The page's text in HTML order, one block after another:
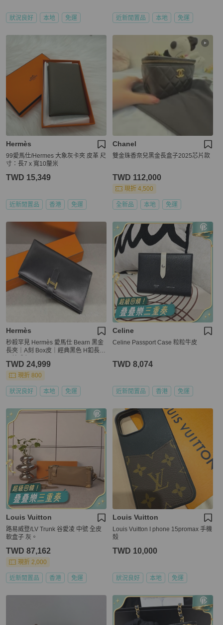
狀況良好 本地 免運 近新閒置品 本地 免運
Hermès
99愛馬仕/Hermes 大象灰卡夾 皮革 尺
寸：長7 x 寬10釐米
TWD 15,349
近新閒置品 香港 免運
Chanel
雙金珠香奈兒黑金長盒子2025芯片款
TWD 112,000
現折 4,500
全新品 本地 免運
Hermès
秒殺罕見 Hermès 愛馬仕 Bearn 黑金
長夾｜A刻 Box皮｜經典黑色 H釦長夾
TWD 24,999
現折 800
狀況良好 本地 免運
Celine
Celine Passport Case 粒粒牛皮
TWD 8,074
近新閒置品 香港 免運
Louis Vuitton
路易威登/LV Trunk 谷愛凌 中號 全皮
軟盒子 灰。
TWD 87,162
現折 2,000
近新閒置品 香港 免運
Louis Vuitton
Louis Vuitton I phone 15promax 手機
殼
TWD 10,000
狀況良好 本地 免運